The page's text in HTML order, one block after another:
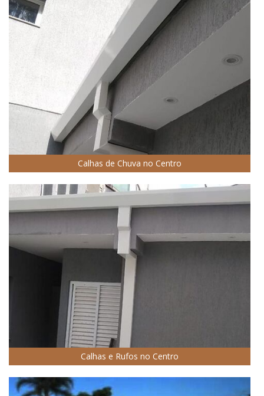
Calhas de Chuva no Centro
Calhas e Rufos no Centro